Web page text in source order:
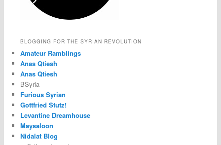
BLOGGING FOR THE SYRIAN REVOLUTION
Amateur Ramblings
Anas Qtiesh
Anas Qtiesh
BSyria
Furious Syrian
Gottfried Stutz!
Levantine Dreamhouse
Maysaloon
Nidalat Blog